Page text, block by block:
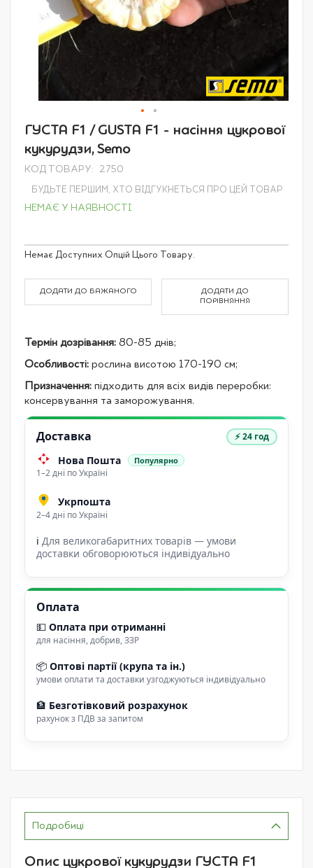
Перейти
початку
галереї
ГУСТА F1 / GUSTA F1 - насіння цукрової
кукурудзи, Semo
КОД ТОВАРУ 2750
БУДЬТЕ ПЕРШИМ, ХТО ВІДГУКНЕТЬСЯ ПРО ЦЕЙ ТОВАР
НЕМАЄ У НАЯВНОСТІ
Grouped
product
Немає Доступних Опцій Цього Товару.
ДОДАТИ ДО БАЖАНОГО
ДОДАТИ ДО
ПОРІВНЯННЯ
Термін дозрівання: 80-85 днів;
Особливості: рослина висотою 170-190 см;
Призначення: підходить для всіх видів переробки:
консервування та заморожування.
Доставка ⚡ 24 год
Нова Пошта Популярно
1–2 дні по Україні
Укрпошта
2–4 дні по Україні
ℹ Для великогабаритних товарів — умови
доставки обговорюються індивідуально
Оплата
💵 Оплата при отриманні
для насіння, добрив, ЗЗР
📦 Оптові партії (крупа та ін.)
умови оплати та доставки узгоджуються індивідуально
🏦 Безготівковий розрахунок
рахунок з ПДВ за запитом
Подробиці
Опис цукрової кукурудзи ГУСТА F1